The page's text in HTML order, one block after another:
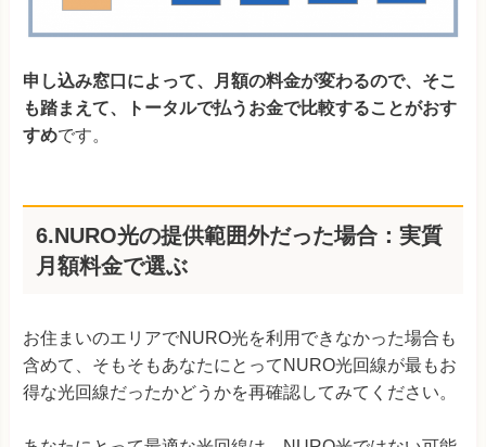
申し込み窓口によって、月額の料金が変わるので、そこ
も踏まえて、トータルで払うお金で比較することがおす
すめです。
6.NURO光の提供範囲外だった場合：実質
月額料金で選ぶ
お住まいのエリアでNURO光を利用できなかった場合も
含めて、そもそもあなたにとってNURO光回線が最もお
得な光回線だったかどうかを再確認してみてください。